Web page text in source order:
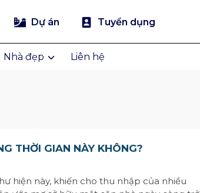
Dự án Tuyển dụng
Nhà đẹp Liên hệ
THỜI GIAN NÀY KHÔNG?
hiện này, khiến cho thu nhập của nhiều